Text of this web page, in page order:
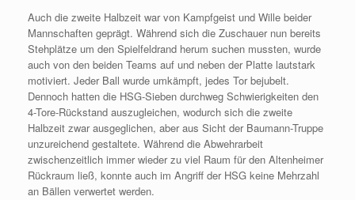
Auch die zweite Halbzeit war von Kampfgeist und Wille beider
Mannschaften geprägt. Während sich die Zuschauer nun bereits
Stehplätze um den Spielfeldrand herum suchen mussten, wurde
auch von den beiden Teams auf und neben der Platte lautstark
motiviert. Jeder Ball wurde umkämpft, jedes Tor bejubelt.
Dennoch hatten die HSG-Sieben durchweg Schwierigkeiten den
4-Tore-Rückstand auszugleichen, wodurch sich die zweite
Halbzeit zwar ausgeglichen, aber aus Sicht der Baumann-Truppe
unzureichend gestaltete. Während die Abwehrarbeit
zwischenzeitlich immer wieder zu viel Raum für den Altenheimer
Rückraum ließ, konnte auch im Angriff der HSG keine Mehrzahl
an Bällen verwertet werden.